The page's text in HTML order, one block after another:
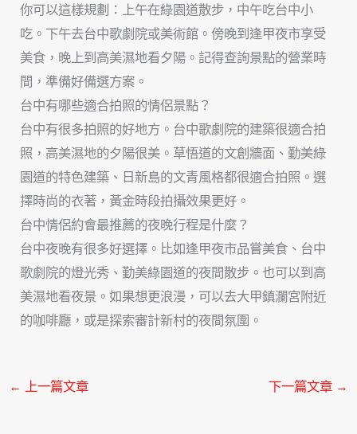
你可以這樣規劃：上午在綠園道散步，中午吃台中小
吃。下午去台中歌劇院或美術館。傍晚到逢甲夜市享受
美食，晚上到高美濕地看夕陽。記得查詢景點的營業時
間，準備好備選方案。
台中有哪些適合拍照的情侶景點？
台中有很多拍照的好地方。台中歌劇院的建築很適合拍
照，高美濕地的夕陽很美。草悟道的文創牆面、勤美綠
園道的特色建築、日新島的文青風格都很適合拍照。選
擇時尚的衣著，黃金時段拍攝效果更好。
台中情侶約會最推薦的夜晚行程是什麼？
台中夜晚有很多好選擇。比如逢甲夜市品嘗美食、台中
歌劇院的燈光秀、勤美綠園道的夜間散步。也可以到高
美濕地看夜景。如果想更浪漫，可以去大甲鎮瀾宮附近
的咖啡廳，或是探索審計新村的夜間氛圍。
← 上一篇文章 下一篇文章 →